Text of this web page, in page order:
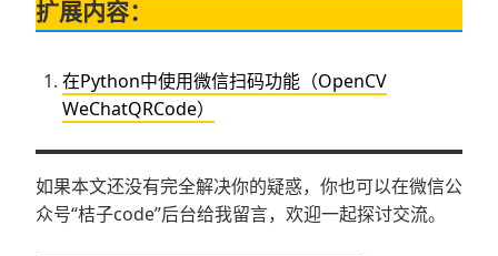
扩展内容：
在Python中使用微信扫码功能（OpenCV
WeChatQRCode）
如果本文还没有完全解决你的疑惑，你也可以在微信公
众号“桔子code”后台给我留言，欢迎一起探讨交流。